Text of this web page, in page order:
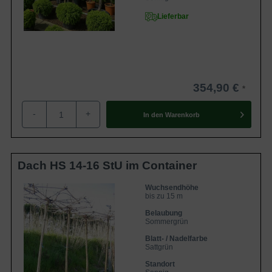
Lieferbar
354,90 €
- + In den Warenkorb
Dach HS 14-16 StU im Container
Wuchsendhöhe
bis zu 15 m
Belaubung
Sommergrün
Blatt- / Nadelfarbe
Sattgrün
Standort